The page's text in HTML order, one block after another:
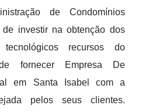
de Condomínios
de investir na obtenção dos
recursos do
fornecer Empresa De
em Santa Isabel com a
pelos seus clientes.